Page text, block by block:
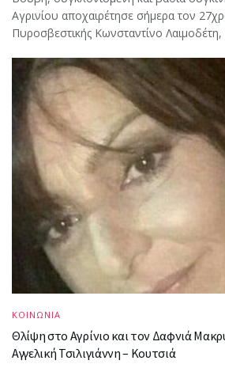
Αγρινίου αποχαιρέτησε σήμερα τον
Πυροσβεστικής Κωνσταντίνο Λαιμοδέτη,
ΚΟΙΝΩΝΙΑ
Θλίψη στο Αγρίνιο και τον Δαφνιά
Αγγελική Τσιλιγιάννη – Κουτσιά